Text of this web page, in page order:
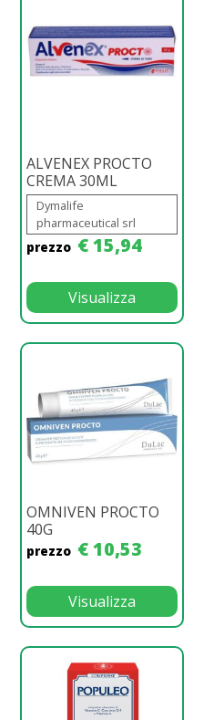
ALVENEX PROCTO
CREMA 30ML
Dymalife
pharmaceutical srl
prezzo € 15,94
Visualizza
OMNIVEN PROCTO
40G
prezzo € 10,53
Visualizza